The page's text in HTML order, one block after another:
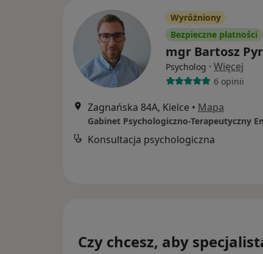
Wyróżniony
Bezpieczne płatności
mgr Bartosz
Psycholog · Więcej
6 opinii
Zagnańska 84A, Kielce • Mapa
Gabinet Psychologiczno-Terapeutyczny
Konsultacja psychologiczna
Czy chcesz, aby